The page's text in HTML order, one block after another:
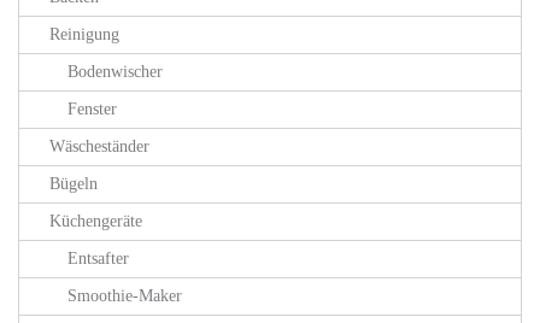
Reinigung
Bodenwischer
Fenster
Wäscheständer
Bügeln
Küchengeräte
Entsafter
Smoothie-Maker